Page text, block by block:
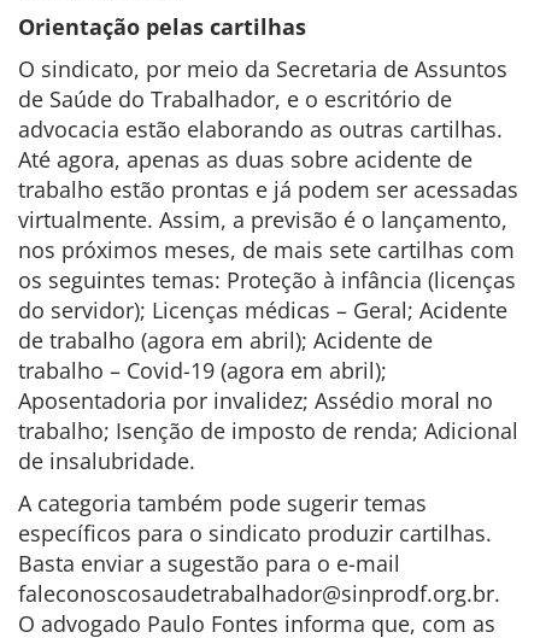
Orientação pelas cartilhas
O sindicato, por meio da Secretaria de Assuntos
de Saúde do Trabalhador, e o escritório de
advocacia estão elaborando as outras cartilhas.
Até agora, apenas as duas sobre acidente de
trabalho estão prontas e já podem ser acessadas
virtualmente. Assim, a previsão é o lançamento,
nos próximos meses, de mais sete cartilhas com
os seguintes temas: Proteção à infância (licenças
do servidor); Licenças médicas – Geral; Acidente
de trabalho (agora em abril); Acidente de
trabalho – Covid-19 (agora em abril);
Aposentadoria por invalidez; Assédio moral no
trabalho; Isenção de imposto de renda; Adicional
de insalubridade.
A categoria também pode sugerir temas
específicos para o sindicato produzir cartilhas.
Basta enviar a sugestão para o e-mail
faleconoscosaudetrabalhador@sinprodf.org.br.
O advogado Paulo Fontes informa que, com as